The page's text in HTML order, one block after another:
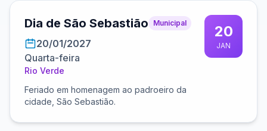
Dia de São Sebastião Municipal
20/01/2027
Quarta-feira
Rio Verde
Feriado em homenagem ao padroeiro da
cidade, São Sebastião.
20
JAN